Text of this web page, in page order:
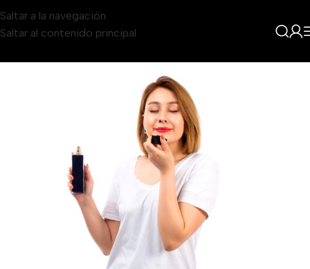
Saltar a la navegación
Saltar al contenido principal